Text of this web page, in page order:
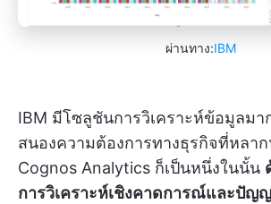
ผ่านทาง:IBM
IBM มีโซลูชันการวิเคราะห์ข้อมูลม
สนองความต้องการทางธุรกิจที่หลา
Cognos Analytics ก็เป็นหนึ่งในนั้น
การวิเคราะห์เชิงคาดการณ์และปัญ